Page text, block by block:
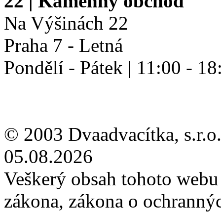
Na Výšinách 22
Praha 7 - Letná
Pondělí - Pátek | 11:00 -
© 2003 Dvaadvacítka,
05.08.2026
Veškerý obsah tohoto
zákona, zákona o